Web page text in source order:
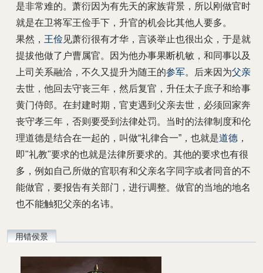
是非常难的。萧衍因为有先天的家族背景，所以刚做官时
就是在卫将军王俭手下，升官的机会比其他人要多。
果然， 王俭见萧衍很有才华，言谈举止也很出众，于是就
提拔他做了户曹属官。因为他办事果断机敏，和同事以及
上司关系融洽，不久又提升为随王的参军。后来因为父亲
去世，他回去守丧三年，然后复官，升任太子庶子和给事
黄门侍郎。在封建时期，官吏遇到父亲去世，必须回家奔
丧守孝三年，否则要受到法律处罚。当时的法律制度和伦
理道德是结合在一起的，叫做“礼律合一”，也就是道德 ，
即"礼教"要求的也就是法律所要求的。其他的要求也有很
多，例如自己所做的官职有和父亲名字同字或者同音的不
能做官，要报告有关部门，进行调整。做官的当地的地名
也不能触犯父亲的名讳。
用错侯景